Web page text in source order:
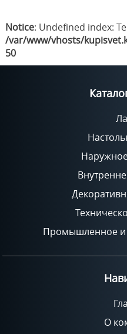
Notice: Undefined index:
/var/www/vhosts/
50
Промышленное и
О